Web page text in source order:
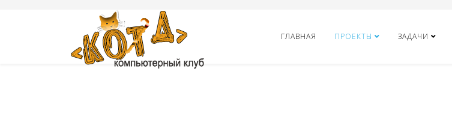
ГЛАВНАЯ ПРОЕКТЫ ЗАДАЧИ